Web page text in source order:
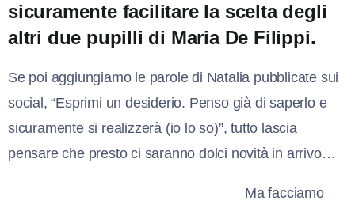
sicuramente facilitare la scelta degli
altri due pupilli di Maria De Filippi.
Se poi aggiungiamo le parole di Natalia pubblicate sui
social, “Esprimi un desiderio. Penso già di saperlo e
sicuramente si realizzerà (io lo so)”, tutto lascia
pensare che presto ci saranno dolci novità in arrivo…
Ma facciamo